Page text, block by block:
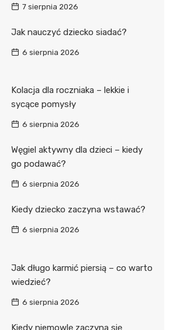
7 sierpnia 2026
Jak nauczyć dziecko siadać?
6 sierpnia 2026
Kolacja dla roczniaka – lekkie i
sycące pomysły
6 sierpnia 2026
Węgiel aktywny dla dzieci – kiedy
go podawać?
6 sierpnia 2026
Kiedy dziecko zaczyna wstawać?
6 sierpnia 2026
Jak długo karmić piersią – co warto
wiedzieć?
6 sierpnia 2026
Kiedy niemowlę zaczyna się